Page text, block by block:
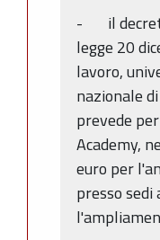
- il decreto
legge 20
lavoro,
nazionale
prevede
Academy,
euro per
presso